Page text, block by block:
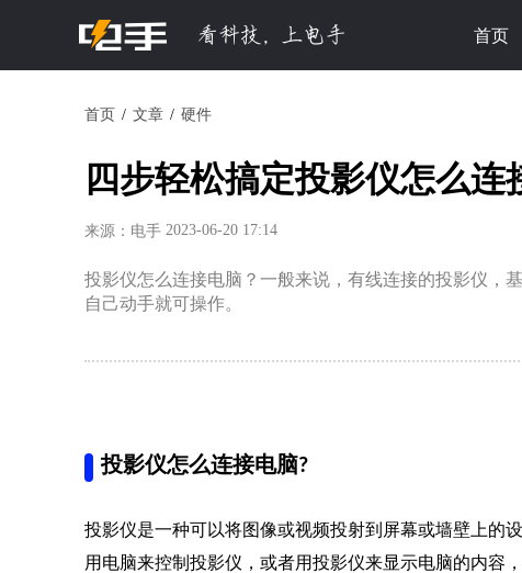
首页
首页 文章 硬件
四步轻松搞定投影仪怎么连
来源：电手 2023-06-20 17:14
投影仪怎么连接电脑？一般来说，有线连接的投影仪，
自己动手就可操作。
投影仪怎么连接电脑?
投影仪是一种可以将图像或视频投射到屏幕或墙壁上的
用电脑来控制投影仪，或者用投影仪来显示电脑的内容